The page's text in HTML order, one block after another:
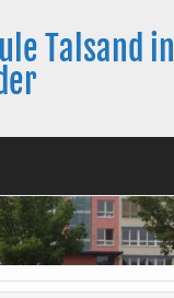
Talsand in